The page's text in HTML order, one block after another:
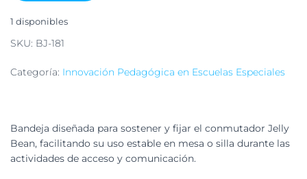
1 disponibles
SKU: BJ-181
Categoría: Innovación Pedagógica en Escuelas Especiales
Bandeja diseñada para sostener y fijar el conmutador Jelly
Bean, facilitando su uso estable en mesa o silla durante las
actividades de acceso y comunicación.